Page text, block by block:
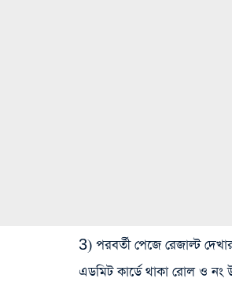
3) পরবর্তী পেজে রেজাল্ট
এডমিট কার্ডে থাকা রোল ও নং